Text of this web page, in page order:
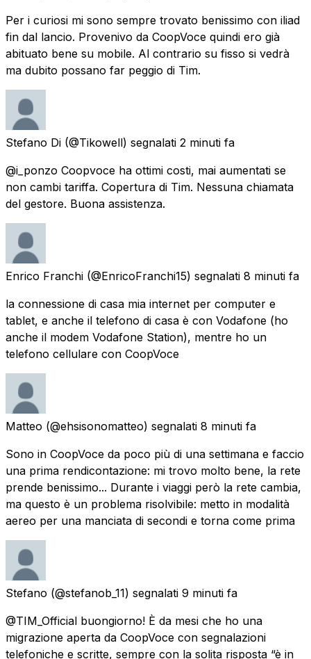
Per i curiosi mi sono sempre trovato benissimo con iliad
fin dal lancio. Provenivo da CoopVoce quindi ero già
abituato bene su mobile. Al contrario su fisso si vedrà
ma dubito possano far peggio di Tim.
Stefano Di (@Tikowell) segnalati 2 minuti fa
@i_ponzo Coopvoce ha ottimi costi, mai aumentati se
non cambi tariffa. Copertura di Tim. Nessuna chiamata
del gestore. Buona assistenza.
Enrico Franchi (@EnricoFranchi15) segnalati 8 minuti fa
la connessione di casa mia internet per computer e
tablet, e anche il telefono di casa è con Vodafone (ho
anche il modem Vodafone Station), mentre ho un
telefono cellulare con CoopVoce
Matteo (@ehsisonomatteo) segnalati 8 minuti fa
Sono in CoopVoce da poco più di una settimana e faccio
una prima rendicontazione: mi trovo molto bene, la rete
prende benissimo... Durante i viaggi però la rete cambia,
ma questo è un problema risolvibile: metto in modalità
aereo per una manciata di secondi e torna come prima
Stefano (@stefanob_11) segnalati 9 minuti fa
@TIM_Official buongiorno! È da mesi che ho una
migrazione aperta da CoopVoce con segnalazioni
telefoniche e scritte, sempre con la solita risposta “è in